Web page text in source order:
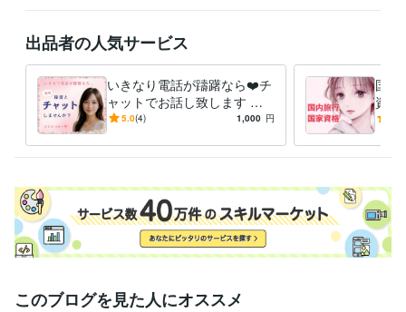
経験職種
事務・ビジネスサポート / 秘書 経験年数 : 10年
ライフスタイル・その他 / 講師・インストラクター
ライフスタイル・その他 / 公務員
経験年数 : 2年
ライフスタイル・その他 / その他 経験年数 : 20年
職歴
一部上場企業 企業受付 2019年12月 ~ 2023年9月
某一部上場企業 2018年3月 ~ 2019年11月
中央省庁 2016年3月 ~ 2018年2月
受賞歴
ナラ電話相談出品仲間入りさせて頂きました☆*:.｡ ✴️
出品者の人気サービス
いきなり電話が躊躇なら❤️チ
ャットでお話し致します 社
長秘書と☪️トークルームでチ
う
5.0(4) 1,000 円
国内
資格
内旅
策で
このブログを見た人にオススメ